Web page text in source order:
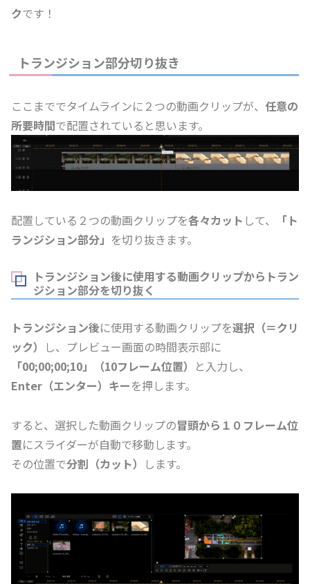
クです！
トランジション部分切り抜き
ここまででタイムラインに２つの動画クリップが、 任意の
所要時間で配置されていると思います。
配置している２つの動画クリップを各々カット して、
「ト
ランジション部分」 を切り抜きます。
トランジション後に使用する動画クリップからトラン
ジション部分を切り抜く
トランジション後に使用する動画クリップを選択（＝クリ
ック）
し、プレビュー画面の時間表示部に
「00;00;00;10」（10フレーム位置） と入力し、
Enter（エンター）キーを押します。
すると、選択した動画クリップの冒頭から１０フレーム位
置にスライダーが自動で移動します。
その位置で分割（カット） します。